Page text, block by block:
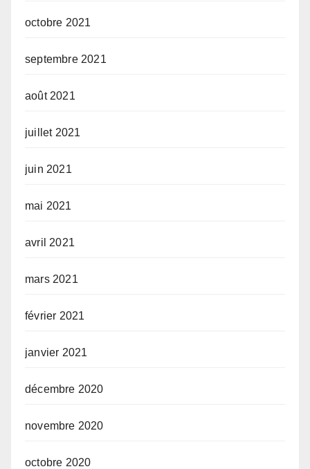
octobre 2021
septembre 2021
août 2021
juillet 2021
juin 2021
mai 2021
avril 2021
mars 2021
février 2021
janvier 2021
décembre 2020
novembre 2020
octobre 2020